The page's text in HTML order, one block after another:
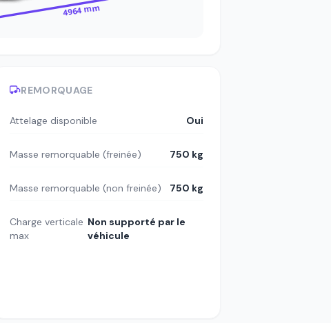
4964 mm
REMORQUAGE
Attelage disponible Oui
Masse remorquable (freinée) 750 kg
Masse remorquable (non freinée) 750 kg
Charge verticale
max
Non supporté par le
véhicule